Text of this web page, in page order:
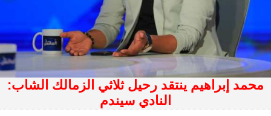
محمد إبراهيم ينتقد رحيل ثلاثي الزمالك الشاب:
النادي سيندم